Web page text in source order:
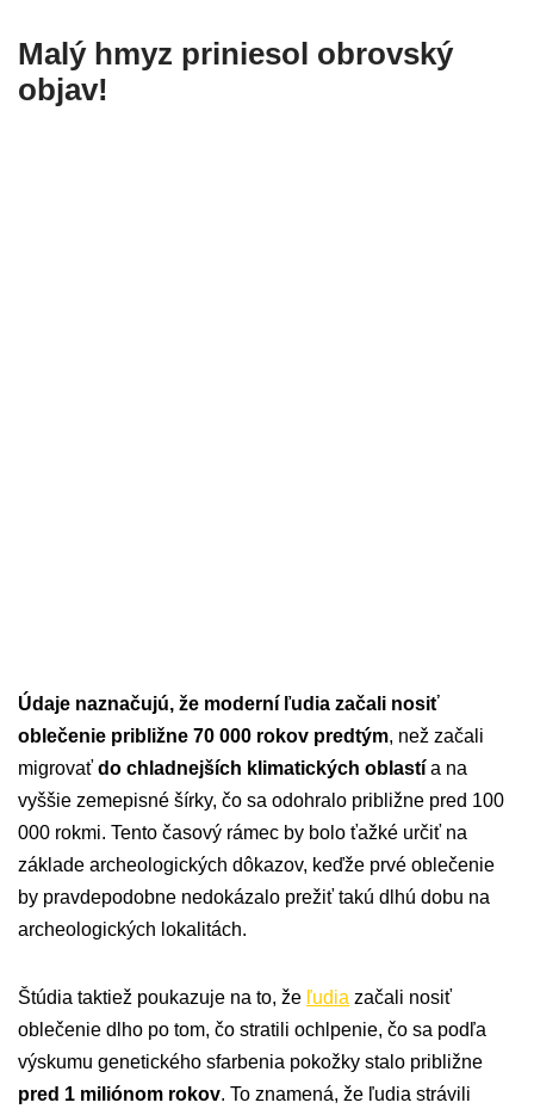
Malý hmyz priniesol obrovský
objav!
Údaje naznačujú, že moderní ľudia začali nosiť
oblečenie približne 70 000 rokov predtým, než začali
migrovať do chladnejších klimatických oblastí a na
vyššie zemepisné šírky, čo sa odohralo približne pred 100
000 rokmi. Tento časový rámec by bolo ťažké určiť na
základe archeologických dôkazov, keďže prvé oblečenie
by pravdepodobne nedokázalo prežiť takú dlhú dobu na
archeologických lokalitách.
Štúdia taktiež poukazuje na to, že ľudia začali nosiť
oblečenie dlho po tom, čo stratili ochlpenie, čo sa podľa
výskumu genetického sfarbenia pokožky stalo približne
pred 1 miliónom rokov. To znamená, že ľudia strávili